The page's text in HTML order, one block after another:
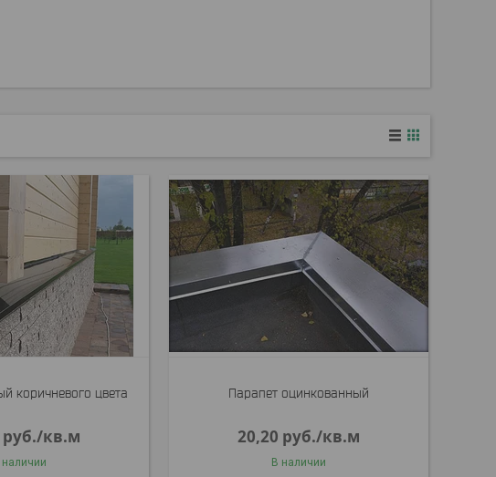
коричневого цвета
руб./кв.м
наличии
Парапет оцинкованный
20,20 руб./кв.м
В наличии